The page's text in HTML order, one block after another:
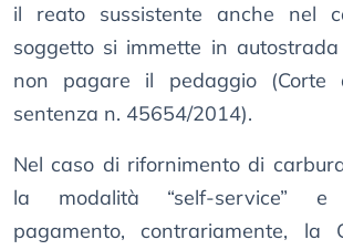
il reato sussistente anche nel
soggetto si immette in
non pagare il pedaggio (Corte
sentenza n. 45654/2014).
Nel caso di rifornimento di
la modalità “self-service”
pagamento, contrariamente, la